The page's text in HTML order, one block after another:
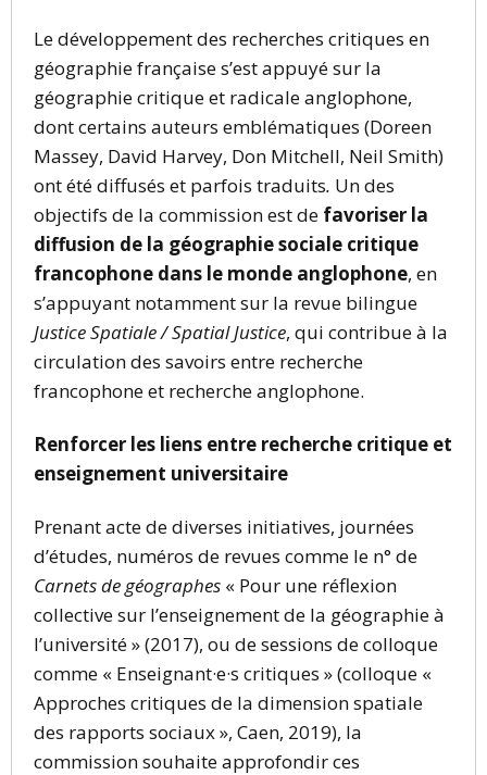
Le développement des recherches critiques en
géographie française s’est appuyé sur la
géographie critique et radicale anglophone,
dont certains auteurs emblématiques (Doreen
Massey, David Harvey, Don Mitchell, Neil Smith)
ont été diffusés et parfois traduits. Un des
objectifs de la commission est de favoriser la
diffusion de la géographie sociale critique
francophone dans le monde anglophone, en
s’appuyant notamment sur la revue bilingue
Justice Spatiale / Spatial Justice, qui contribue à la
circulation des savoirs entre recherche
francophone et recherche anglophone.
Renforcer les liens entre recherche critique et
enseignement universitaire
Prenant acte de diverses initiatives, journées
d’études, numéros de revues comme le n° de
Carnets de géographes « Pour une réflexion
collective sur l’enseignement de la géographie à
l’université » (2017), ou de sessions de colloque
comme « Enseignant·e·s critiques » (colloque «
Approches critiques de la dimension spatiale
des rapports sociaux », Caen, 2019), la
commission souhaite approfondir ces